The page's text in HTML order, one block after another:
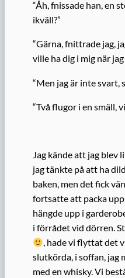
“Åh, fnissade han, en
ikväll?”
“Gärna, fnittrade jag,
ville ha dig i mig när jag
“Men jag är inte svart,
“Två flugor i en smäll,
Jag kände att jag blev
jag tänkte på att ha
baken, men det fick
fortsatte att packa upp
hängde upp i
i förrådet vid dörren.
, hade vi flyttat det
slutkörda, i soffan, jag
med en whisky. Vi